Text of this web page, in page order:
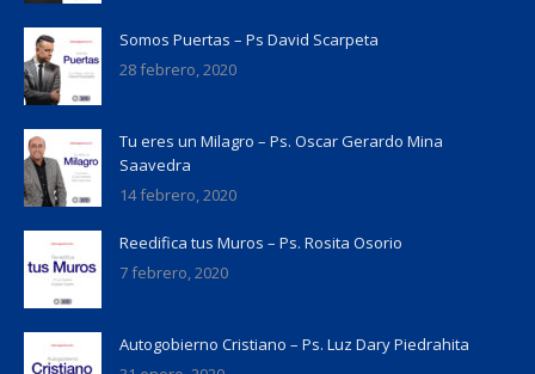
Somos Puertas – Ps David Scarpeta
28 febrero, 2020
Tu eres un Milagro – Ps. Oscar Gerardo Mina
Saavedra
14 febrero, 2020
Reedifica tus Muros – Ps. Rosita Osorio
7 febrero, 2020
Autogobierno Cristiano – Ps. Luz Dary Piedrahita